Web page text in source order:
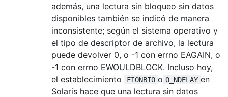
además, una lectura sin bloqueo sin datos
disponibles también se indicó de manera
inconsistente; según el sistema operativo y
el tipo de descriptor de archivo, la lectura
puede devolver 0, o -1 con errno EAGAIN, o
-1 con errno EWOULDBLOCK. Incluso hoy,
el establecimiento
FIONBIO o O_NDELAY en
Solaris hace que una lectura sin datos